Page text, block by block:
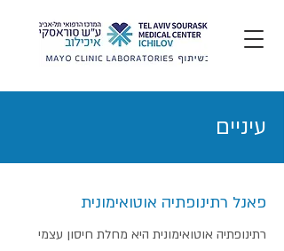
עיניים
פאנל רתינופתיה אוטואימונית
רתינופתיה אוטואימונית היא מחלת חיסון עצמי